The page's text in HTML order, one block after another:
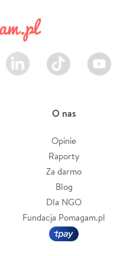
LinkedIn TikTok Youtube
O nas
Opinie
Raporty
Za darmo
Blog
Dla NGO
Fundacja Pomagam.pl